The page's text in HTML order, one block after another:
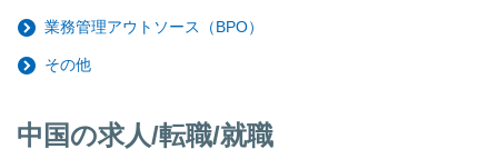
業務管理アウトソース（BPO）
その他
中国の求人/転職/就職